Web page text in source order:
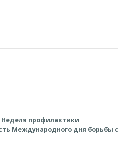
Неделя профилактики
Международного дня борьбы с